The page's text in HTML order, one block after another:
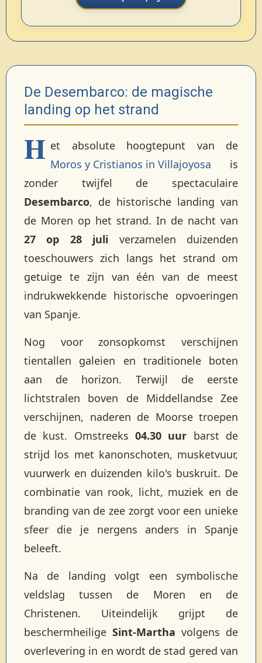
De Desembarco: de magische
landing op het strand
H et absolute hoogtepunt van de
Moros y Cristianos in Villajoyosa is
zonder twijfel de spectaculaire
Desembarco, de historische landing van
de Moren op het strand. In de nacht van
27 op 28 juli verzamelen duizenden
toeschouwers zich langs het strand om
getuige te zijn van één van de meest
indrukwekkende historische opvoeringen
van Spanje.
Nog voor zonsopkomst verschijnen
tientallen galeien en traditionele boten
aan de horizon. Terwijl de eerste
lichtstralen boven de Middellandse Zee
verschijnen, naderen de Moorse troepen
de kust. Omstreeks 04.30 uur barst de
strijd los met kanonschoten, musketvuur,
vuurwerk en duizenden kilo's buskruit. De
combinatie van rook, licht, muziek en de
branding van de zee zorgt voor een unieke
sfeer die je nergens anders in Spanje
beleeft.
Na de landing volgt een symbolische
veldslag tussen de Moren en de
Christenen. Uiteindelijk grijpt de
beschermheilige Sint-Martha volgens de
overlevering in en wordt de stad gered van